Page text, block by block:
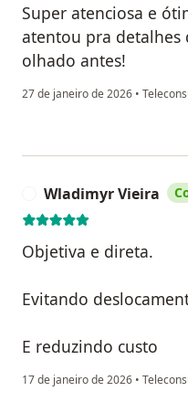
Super atenciosa e
atentou pra detalhes
olhado antes!
27 de janeiro de 2026 •
Wladimyr Vieira
Objetiva e direta.
Evitando
E reduzindo custo
17 de janeiro de 2026 •